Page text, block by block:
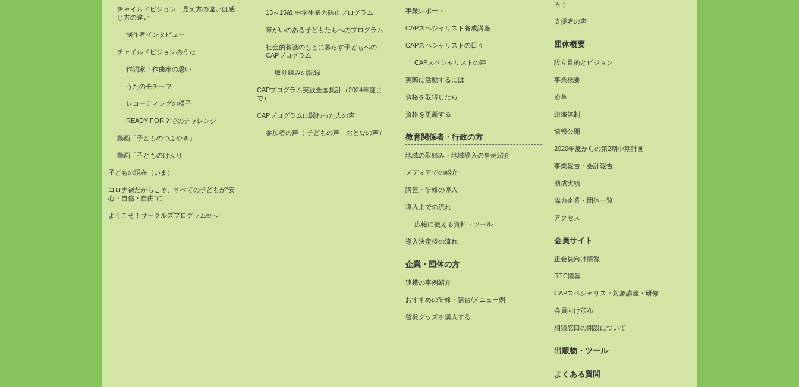
チャイルドビジョン 見え方の違いは感
じ方の違い
制作者インタビュー
チャイルドビジョンのうた
作詞家・作曲家の思い
うたのモチーフ
レコーディングの様子
READY FOR？でのチャレンジ
動画「子どものつぶやき」
動画「子どものけんり」
子どもの現在（いま）
コロナ禍だからこそ、すべての子どもが“安
心・自信・自由”に！
ようこそ！サークルズプログラム®へ！
13～15歳 中学生暴力防止プログラム
障がいのある子どもたちへのプログラム
社会的養護のもとに暮らす子どもへの
CAPプログラム
取り組みの記録
CAPプログラム実践全国集計（2024年度ま
で）
CAPプログラムに関わった人の声
参加者の声（ 子どもの声 おとなの声）
事業レポート
CAPスペシャリスト養成講座
CAPスペシャリストの日々
CAPスペシャリストの声
実際に活動するには
資格を取得したら
資格を更新する
教育関係者・行政の方
地域の取組み・地域導入の事例紹介
メディアでの紹介
講座・研修の導入
導入までの流れ
広報に使える資料・ツール
導入決定後の流れ
企業・団体の方
連携の事例紹介
おすすめの研修・講習/メニュー例
啓発グッズを購入する
ろう
支援者の声
団体概要
設立目的とビジョン
事業概要
沿革
組織体制
情報公開
2020年度からの第2期中期計画
事業報告・会計報告
助成実績
協力企業・団体一覧
アクセス
会員サイト
正会員向け情報
RTC情報
CAPスペシャリスト対象講座・研修
会員向け頒布
相談窓口の開設について
出版物・ツール
よくある質問